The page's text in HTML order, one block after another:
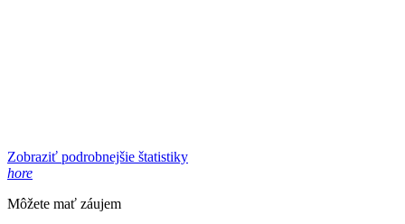
Zobraziť podrobnejšie štatistiky
hore
Môžete mať záujem